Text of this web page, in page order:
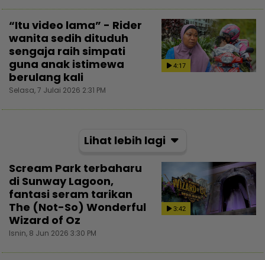
4:17
“Itu video lama” - Rider
wanita sedih dituduh
sengaja raih simpati
guna anak istimewa
berulang kali
Selasa, 7 Julai 2026 2:31 PM
Lihat lebih lagi
3:42
Scream Park terbaharu
di Sunway Lagoon,
fantasi seram tarikan
The (Not-So) Wonderful
Wizard of Oz
Isnin, 8 Jun 2026 3:30 PM